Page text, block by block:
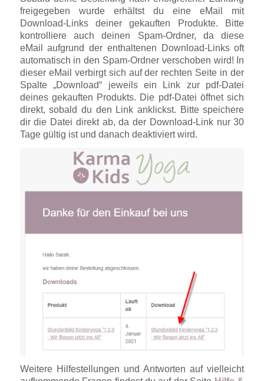
freigegeben wurde erhältst du eine eMail mit
Download-Links deiner gekauften Produkte. Bitte
kontrolliere auch deinen Spam-Ordner, da diese
eMail aufgrund der enthaltenen Download-Links oft
automatisch in den Spam-Ordner verschoben wird! In
dieser eMail verbirgt sich auf der rechten Seite in der
Spalte „Download“ jeweils ein Link zur pdf-Datei
deines gekauften Produkts. Die pdf-Datei öffnet sich
direkt, sobald du den Link anklickst. Bitte speichere
dir die Datei direkt ab, da der Download-Link nur 30
Tage gültig ist und danach deaktiviert wird.
Weitere Hilfestellungen und Antworten auf vielleicht